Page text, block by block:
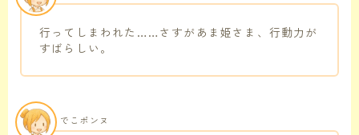
行ってしまわれた……さすがあま姫さま、行動力が
すばらしい。
でこポンヌ